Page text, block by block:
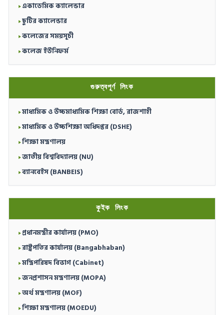
একাডেমিক ক্যালেন্ডার
ছুটির ক্যালেন্ডার
কলেজের সময়সূচী
কলেজ ইউনিফর্ম
গুরুত্বপূর্ণ লিংক
মাধ্যমিক ও উচ্চমাধ্যমিক শিক্ষা বোর্ড, রাজশাহী
মাধ্যমিক ও উচ্চশিক্ষা অধিদপ্তর (DSHE)
শিক্ষা মন্ত্রণালয়
জাতীয় বিশ্ববিদ্যালয় (NU)
ব্যানবেইস (BANBEIS)
কুইক লিংক
প্রধানমন্ত্রীর কার্যালয় (PMO)
রাষ্ট্রপতির কার্যালয় (Bangabhaban)
মন্ত্রিপরিষদ বিভাগ (Cabinet)
জনপ্রশাসন মন্ত্রণালয় (MOPA)
অর্থ মন্ত্রণালয় (MOF)
শিক্ষা মন্ত্রণালয় (MOEDU)